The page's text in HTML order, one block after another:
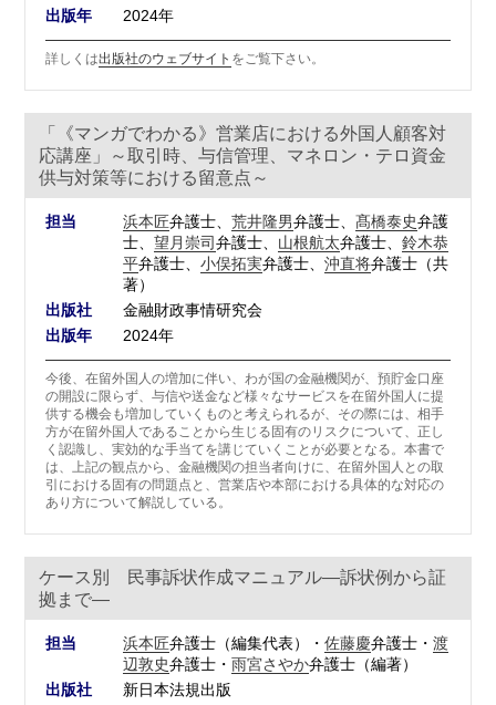
出版年
2024年
詳しくは出版社のウェブサイト をご覧下さい。
「《マンガでわかる》営業店における外国人顧客対
応講座」～取引時、与信管理、マネロン・テロ資金
供与対策等における留意点～
担当 浜本匠弁護士、荒井隆男弁護士、髙橋泰史弁護
士、望月崇司弁護士、 山根航太弁護士、鈴木恭
平弁護士、小俣拓実弁護士、沖直将弁護士（共
著）
出版社
金融財政事情研究会
出版年
2024年
今後、在留外国人の増加に伴い、わが国の金融機関が、預貯金口座
の開設に限らず、与信や送金など様々なサービスを在留外国人に提
供する機会も増加していくものと考えられるが、その際には、相手
方が在留外国人であることから生じる固有のリスクについて、正し
く認識し、実効的な手当てを講じていくことが必要となる。本書で
は、上記の観点から、金融機関の担当者向けに、在留外国人との取
引における固有の問題点と、営業店や本部における具体的な対応の
あり方について解説している。
ケース別 民事訴状作成マニュアル―訴状例から証
拠まで―
担当 浜本匠弁護士（編集代表）・佐藤慶弁護士・渡
辺敦史弁護士・雨宮さやか弁護士（編著）
出版社
新日本法規出版